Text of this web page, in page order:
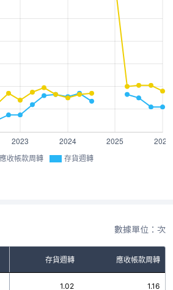
應收帳款周轉 存貨週轉
數據單位：次
存貨週轉 應收帳款周轉
1.02 1.16